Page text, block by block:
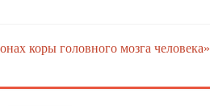
коры головного мозга человека»